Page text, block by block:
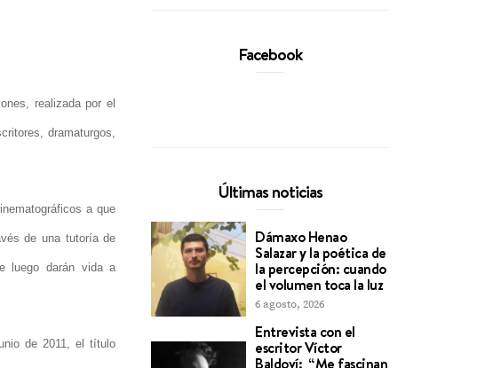
realizada por el
dramaturgos,
a que
de una tutoría de
luego darán vida a
de 2011, el título
Facebook
Últimas noticias
Dámaxo Henao
Salazar y la poética de
la percepción: cuando
el volumen toca la luz
6 agosto, 2026
Entrevista con el
escritor Víctor
Baldoví: “Me fascinan